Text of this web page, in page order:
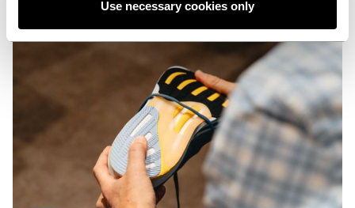
Use necessary cookies only